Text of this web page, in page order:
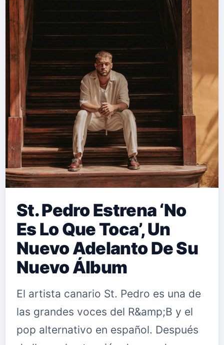
St. Pedro Estrena ‘No
Es Lo Que Toca’, Un
Nuevo Adelanto De Su
Nuevo Álbum
El artista canario St. Pedro es una de
las grandes voces del R&amp;B y el
pop alternativo en español. Después